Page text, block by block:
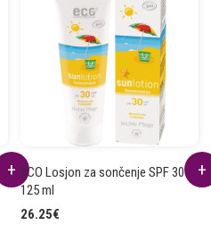
ECO Losjon za sončenje SPF 30
125 ml
26.25€